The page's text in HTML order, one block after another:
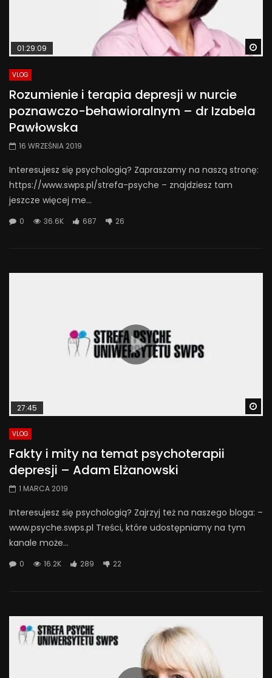
01:29:09
VLOG
Rozumienie i terapia depresji w nurcie
poznawczo-behawioralnym – dr Izabela
Pawłowska
16 WRZEŚNIA 2019
Interesujesz się psychologią? Zapraszamy na naszą stronę:
https://www.swps.pl/strefa-psyche – znajdziesz tam
jeszcze więcej me...
0 36.6K 687 26
27:45
VLOG
Fakty i mity na temat psychoterapii
depresji – Adam Elżanowski
1 MARCA 2019
Interesujesz się psychologią? Zajrzyj też na naszego bloga: –
www.psyche.swps.pl Treści, które udostępniamy na tym
kanale może...
0 16.2K 289 22